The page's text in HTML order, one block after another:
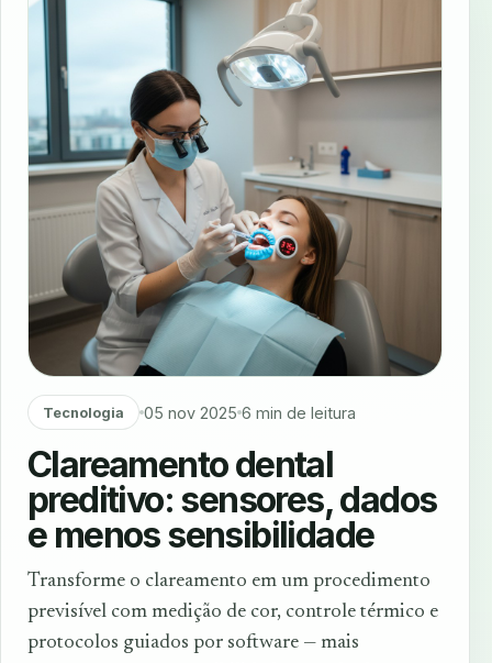
Tecnologia 05 nov 2025 6 min de leitura
Clareamento dental
preditivo: sensores, dados
e menos sensibilidade
Transforme o clareamento em um procedimento
previsível com medição de cor, controle térmico e
protocolos guiados por software — mais